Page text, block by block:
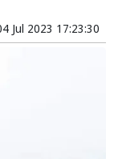
Jul 2023 17:23:30